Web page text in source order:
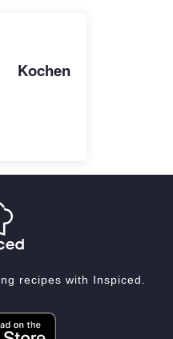
Kochen
recipes with Inspiced.